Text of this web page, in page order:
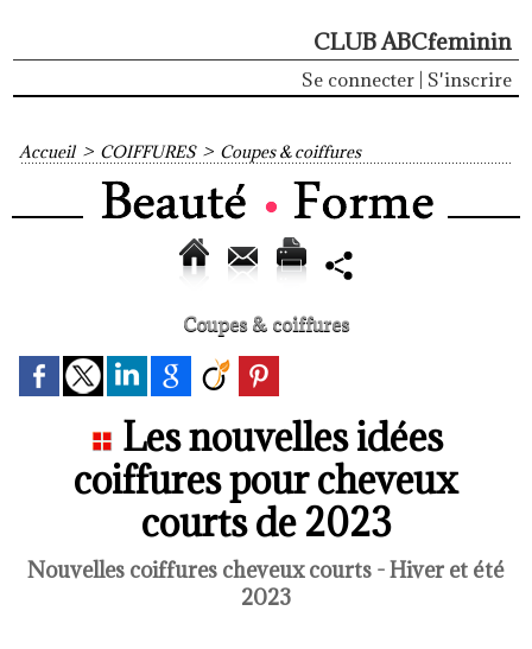
CLUB ABCfeminin
Se connecter S'inscrire
Accueil > COIFFURES > Coupes & coiffures
Coupes & coiffures
Les nouvelles idées
coiffures pour cheveux
courts de 2023
Nouvelles coiffures cheveux courts - Hiver et été
2023